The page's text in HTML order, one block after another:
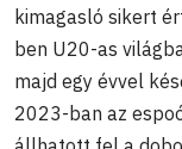
kimagasló sikert
ben U20-as
majd egy évvel
2023-ban az